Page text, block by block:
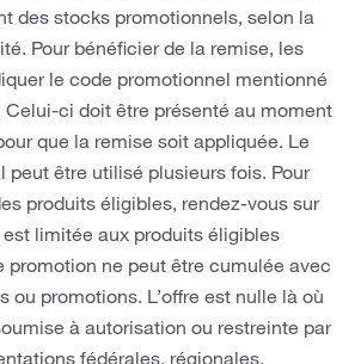
des stocks promotionnels, selon la
Pour bénéficier de la remise, les
le code promotionnel mentionné
Celui-ci doit être présenté au moment
que la remise soit appliquée. Le
peut être utilisé plusieurs fois. Pour
produits éligibles, rendez-vous sur
est limitée aux produits éligibles
promotion ne peut être cumulée avec
ou promotions. L’offre est nulle là où
à autorisation ou restreinte par
fédérales, régionales,